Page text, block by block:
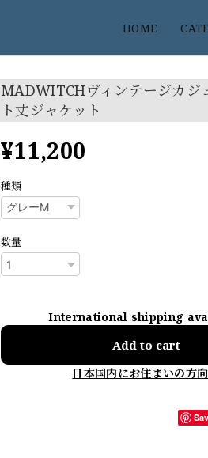
HOME
MADWITCHヴィンテージカジ
ト丈ジャケット
¥11,200
種類
数量
International shipping
Add to cart
日本国内にお住まいの方